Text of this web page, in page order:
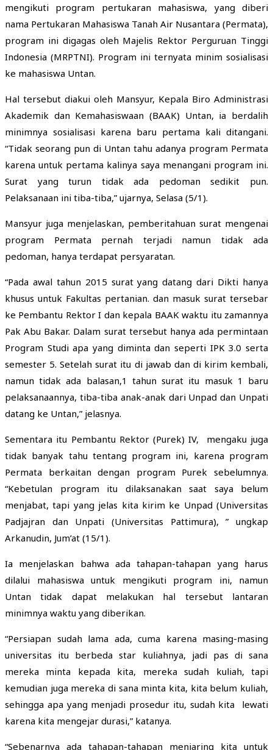
mengikuti program pertukaran mahasiswa, yang diberi
nama Pertukaran Mahasiswa Tanah Air Nusantara (Permata),
program ini digagas oleh Majelis Rektor Perguruan Tinggi
Indonesia (MRPTNI). Program ini ternyata minim sosialisasi
ke mahasiswa Untan.
Hal tersebut diakui oleh Mansyur, Kepala Biro Administrasi
Akademik dan Kemahasiswaan (BAAK) Untan, ia berdalih
minimnya sosialisasi karena baru pertama kali ditangani.
“Tidak seorang pun di Untan tahu adanya program Permata
karena untuk pertama kalinya saya menangani program ini.
Surat yang turun tidak ada pedoman sedikit pun.
Pelaksanaan ini tiba-tiba,” ujarnya, Selasa (5/1).
Mansyur juga menjelaskan, pemberitahuan surat mengenai
program Permata pernah terjadi namun tidak ada
pedoman, hanya terdapat persyaratan.
“Pada awal tahun 2015 surat yang datang dari Dikti hanya
khusus untuk Fakultas pertanian. dan masuk surat tersebar
ke Pembantu Rektor I dan kepala BAAK waktu itu zamannya
Pak Abu Bakar. Dalam surat tersebut hanya ada permintaan
Program Studi apa yang diminta dan seperti IPK 3.0 serta
semester 5. Setelah surat itu di jawab dan di kirim kembali,
namun tidak ada balasan,1 tahun surat itu masuk 1 baru
pelaksanaannya, tiba-tiba anak-anak dari Unpad dan Unpati
datang ke Untan,” jelasnya.
Sementara itu Pembantu Rektor (Purek) IV, mengaku juga
tidak banyak tahu tentang program ini, karena program
Permata berkaitan dengan program Purek sebelumnya.
“Kebetulan program itu dilaksanakan saat saya belum
menjabat, tapi yang jelas kita kirim ke Unpad (Universitas
Padjajran dan Unpati (Universitas Pattimura), ” ungkap
Arkanudin, Jum’at (15/1).
Ia menjelaskan bahwa ada tahapan-tahapan yang harus
dilalui mahasiswa untuk mengikuti program ini, namun
Untan tidak dapat melakukan hal tersebut lantaran
minimnya waktu yang diberikan.
“Persiapan sudah lama ada, cuma karena masing-masing
universitas itu berbeda star kuliahnya, jadi pas di sana
mereka minta kepada kita, mereka sudah kuliah, tapi
kemudian juga mereka di sana minta kita, kita belum kuliah,
sehingga apa yang menjadi prosedur itu, sudah kita lewati
karena kita mengejar durasi,” katanya.
“Sebenarnya ada tahapan-tahapan menjaring kita untuk